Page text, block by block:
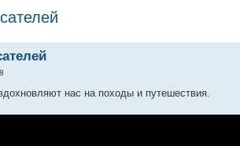
нас на походы и путешествия.